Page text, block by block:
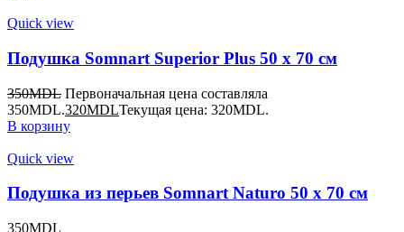
Quick view
Подушка Somnart Superior Plus 50 x 70 см
350MDL Первоначальная цена составляла
350MDL.320MDLТекущая цена: 320MDL.
В корзину
Quick view
Подушка из перьев Somnart Naturo 50 x 70 см
350MDL